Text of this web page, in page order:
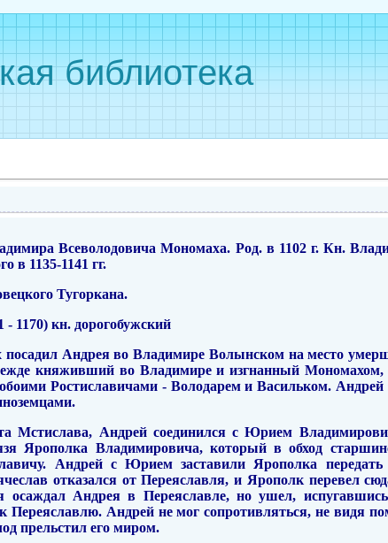
библиотека
Всеволодовича Мономаха. Род. в 1102 г. Кн.
в 1135-1141 гг.
Тугоркана.
1170) кн. дорогобужский
Андрея во Владимире Волынском на место
княживший во Владимире и изгнанный
Ростиславичами - Володарем и Васильком. Андрей
Мстислава, Андрей соединился с Юрием
Ярополка Владимировича, который в обход
Андрей с Юрием заставили Ярополка передать
отказался от Переяславля, и Ярополк перевел
Андрея в Переяславле, но ушел,
Переяславлю. Андрей не мог сопротивляться, не видя
прельстил его миром.